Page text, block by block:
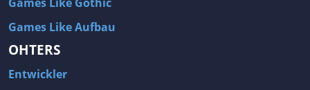
Games Like Aufbau
OHTERS
Entwickler